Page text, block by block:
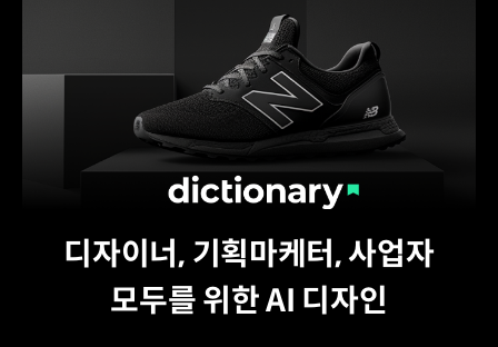
디자이너, 기획마케터, 사업자
모두를 위한 AI 디자인